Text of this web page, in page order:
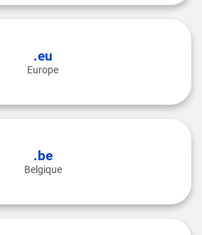
.eu
Europe
.be
Belgique